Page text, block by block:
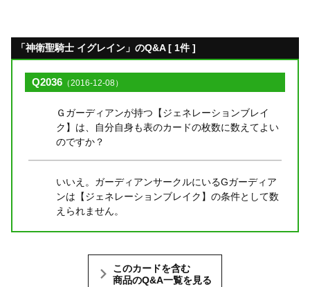
「神衛聖騎士 イグレイン」のQ&A [ 1件 ]
Q2036 （2016-12-08）
Ｇガーディアンが持つ【ジェネレーションブレイ
ク】は、自分自身も表のカードの枚数に数えてよい
のですか？
いいえ。ガーディアンサークルにいるGガーディア
ンは【ジェネレーションブレイク】の条件として数
えられません。
このカードを含む
商品のQ&A一覧を見る